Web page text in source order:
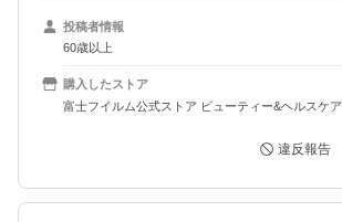
投稿者情報
60歳以上
購入したストア
富士フイルム公式ストア ビューティー&ヘルスケア
違反報告